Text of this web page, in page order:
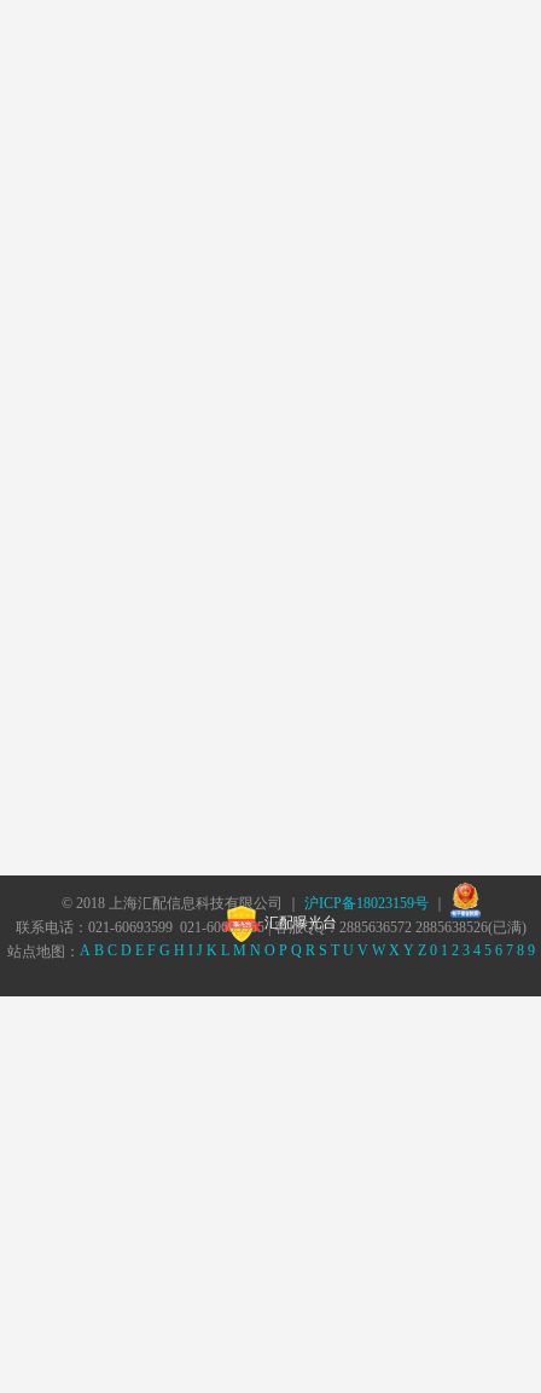
© 2018 上海汇配信息科技有限公司 ｜ 沪ICP备18023159号｜
汇配曝光台
联系电话：021-60693599 021-60693555 | 客服QQ：2885636572 2885638526(已满)
站点地图： A B C D E F G H I J K L M N O P Q R S T U V W X Y Z 0 1 2 3 4 5 6 7 8 9